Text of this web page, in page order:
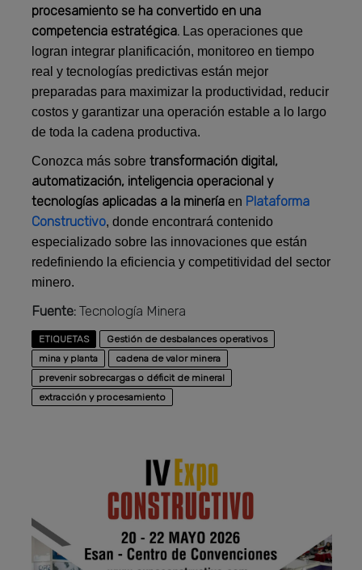
procesamiento se ha convertido en una
competencia estratégica. Las operaciones que
logran integrar planificación, monitoreo en tiempo
real y tecnologías predictivas están mejor
preparadas para maximizar la productividad, reducir
costos y garantizar una operación estable a lo largo
de toda la cadena productiva.
Conozca más sobretransformación digital,
automatización, inteligencia operacional y
tecnologías aplicadas a la minería en Plataforma
Constructivo, donde encontrará contenido
especializado sobre las innovaciones que están
redefiniendo la eficiencia y competitividad del sector
minero.
Fuente: Tecnología Minera
ETIQUETAS
Gestión de desbalances operativos
mina y planta
cadena de valor minera
prevenir sobrecargas o déficit de mineral
extracción y procesamiento